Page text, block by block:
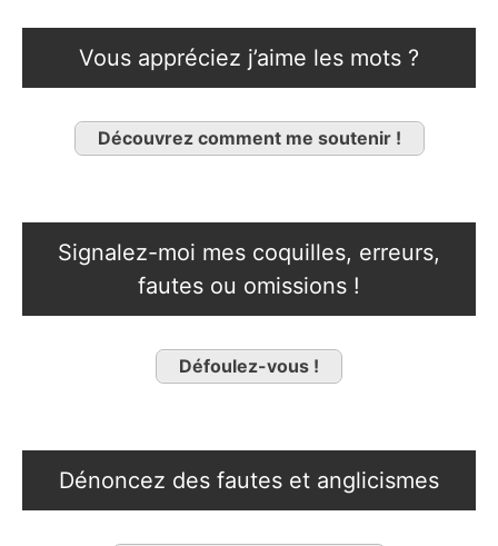
Vous appréciez j’aime les mots ?
Découvrez comment me soutenir !
Signalez-moi mes coquilles, erreurs,
fautes ou omissions !
Défoulez-vous !
Dénoncez des fautes et anglicismes